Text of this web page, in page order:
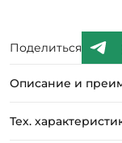
Поделиться
Описание и
Тех.